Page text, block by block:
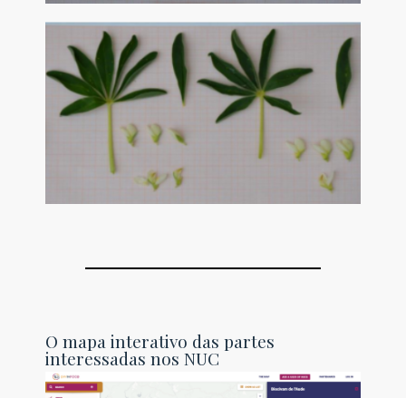
O mapa interativo das partes
interessadas nos NUC